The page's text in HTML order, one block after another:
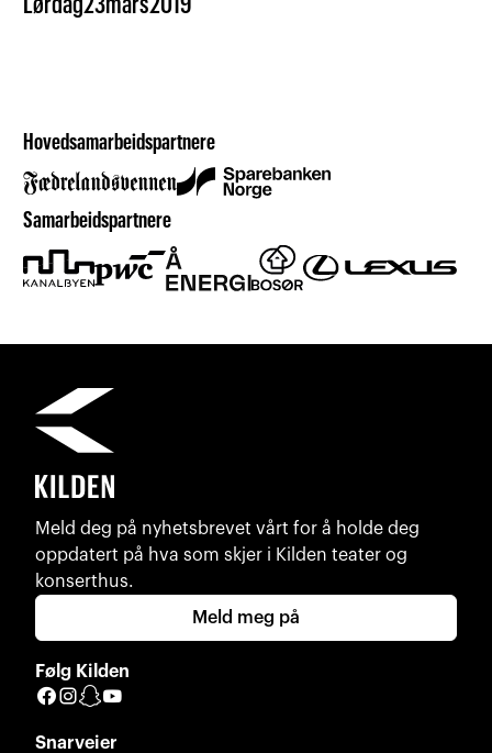
Hovedsamarbeidspartnere
Samarbeidspartnere
Meld deg på nyhetsbrevet vårt for å holde deg
oppdatert på hva som skjer i Kilden teater og
konserthus.
Meld meg på
Følg Kilden
Facebook
Instagram
Snapchat
Snarveier